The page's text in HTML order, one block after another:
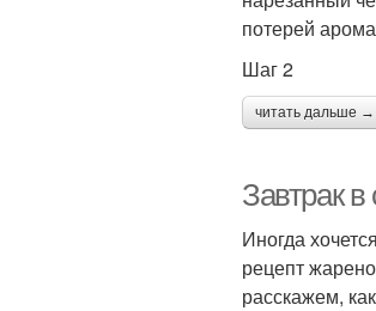
потерей
Шаг 2
читать дальше →
Завтрак в
Иногда
рецепт
расскажем,